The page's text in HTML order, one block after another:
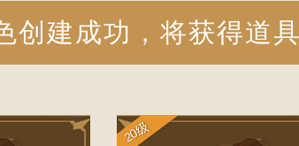
建成功，将获得道
20级